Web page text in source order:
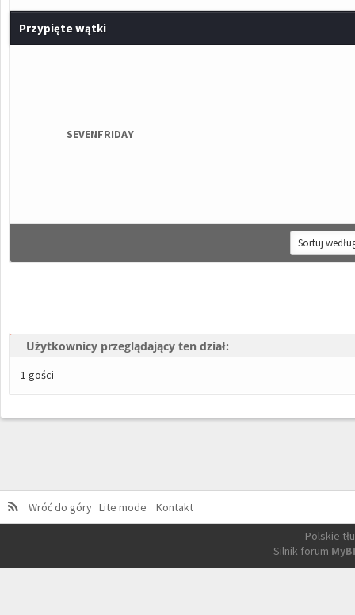
Przypięte wątki
SEVENFRIDAY
Użytkownicy przeglądający ten dział:
1 gości
Wróć do góry Lite mode
Kontakt
Polskie
Silnik forum